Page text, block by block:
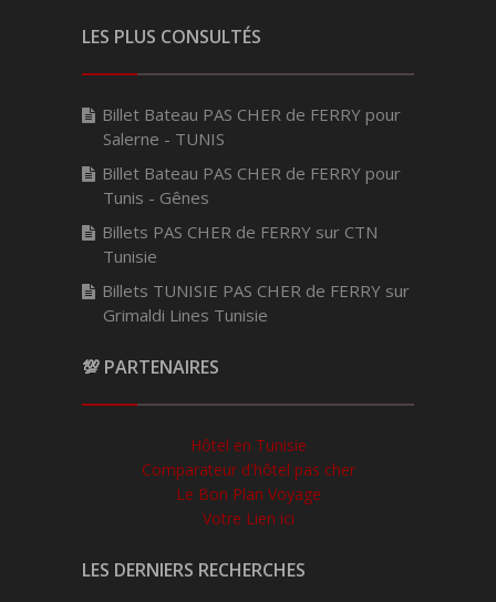
LES PLUS CONSULTÉS
Billet Bateau PAS CHER de FERRY pour
Salerne - TUNIS
Billet Bateau PAS CHER de FERRY pour
Tunis - Gênes
Billets PAS CHER de FERRY sur CTN
Tunisie
Billets TUNISIE PAS CHER de FERRY sur
Grimaldi Lines Tunisie
💯 PARTENAIRES
Hôtel en Tunisie
Comparateur d'hôtel pas cher
Le Bon Plan Voyage
Votre Lien ici
LES DERNIERS RECHERCHES